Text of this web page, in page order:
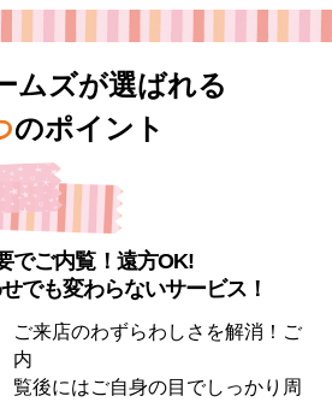
ムズが選ばれる
のポイント
でご内覧！遠方OK!
でも変わらないサービス！
ご来店のわずらわしさを解消！ご
内
覧後にはご自身の目でしっかり周